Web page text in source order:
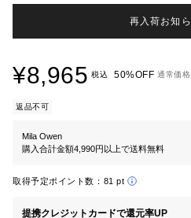
再入荷お知
¥8,965 税込 50%OFF 通常価格
返品不可
Mila Owen
購入合計金額4,990円以上で送料無料
取得予定ポイント数： 81 pt
提携クレジットカードで還元率UP